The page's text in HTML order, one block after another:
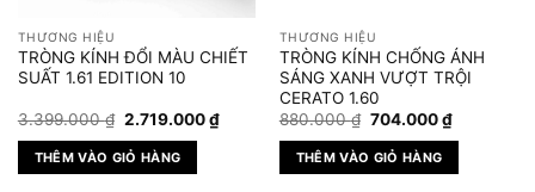
THƯƠNG HIỆU
TRÒNG KÍNH ĐỔI MÀU CHIẾT
SUẤT 1.61 EDITION 10
3.399.000₫ Giá
là:
3.399.000 ₫.
2.719.000₫Giá
hiện
2.719.000 ₫.
THÊM VÀO GIỎ HÀNG
THƯƠNG HIỆU
TRÒNG KÍNH CHỐNG ÁNH
SÁNG XANH VƯỢT TRỘI
CERATO 1.60
880.000₫ Giá
là:
880.000 ₫.
704.000₫Giá
hiện
704.000
THÊM VÀO GIỎ HÀNG